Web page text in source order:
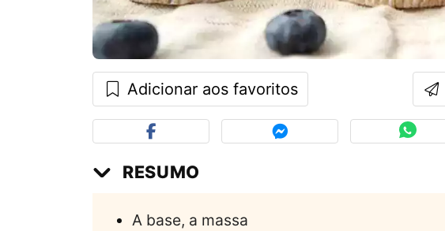
Adicionar aos favoritos
RESUMO
A base, a massa